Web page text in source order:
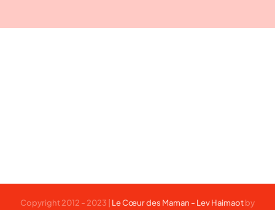
Copyright 2012 - 2023 | Le Cœur des Maman - Lev Haimaotby